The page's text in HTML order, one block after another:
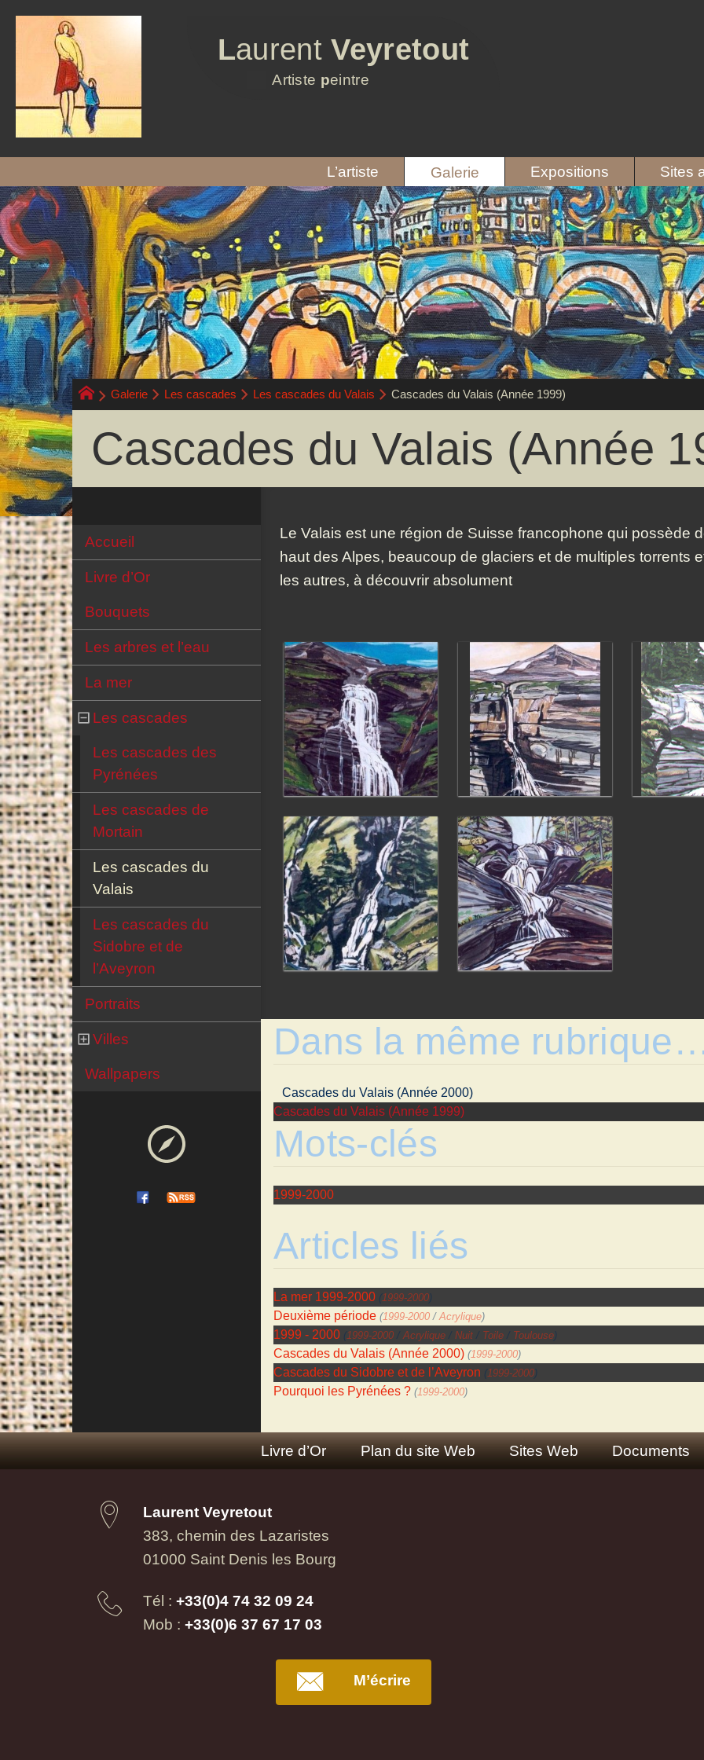
LaurentVeyretout
Artiste peintre
L’artiste Galerie Expositions Sites
Galerie Les cascades Les cascades du Valais Cascades du Valais (Année 1999)
Cascades du Valais (Année
Le Valais est une région de Suisse francophone qui possède
haut des Alpes, beaucoup de glaciers et de multiples torrents
les autres, à découvrir absolument
Dans la même
Cascades du Valais (Année 2000)
Cascades du Valais (Année 1999)
Mots-clés
1999-2000
Articles liés
La mer 1999-2000 (1999-2000
Deuxième période (1999-2000 /Acrylique)
1999 - 2000 (1999-2000 /Acrylique / Nuit / Toile / Toulouse
Cascades du Valais (Année 2000) (1999-2000)
Cascades du Sidobre et de l’Aveyron (1999-2000
Pourquoi les Pyrénées ? (1999-2000)
Accueil
Livre d’Or
Bouquets
Les arbres et l’eau
La mer
Les cascades
Les cascades des
Pyrénées
Les cascades de
Mortain
Les cascades du
Valais
Les cascades du
Sidobre et de
l’Aveyron
Portraits
Villes
Wallpapers
Livre d’Or Plan du site Web Sites Web Documents
Laurent Veyretout
383, chemin des Lazaristes
01000 Saint Denis les Bourg
Tél :+33(0)4 74 32 09 24
Mob :+33(0)6 37 67 17 03
M’écrire